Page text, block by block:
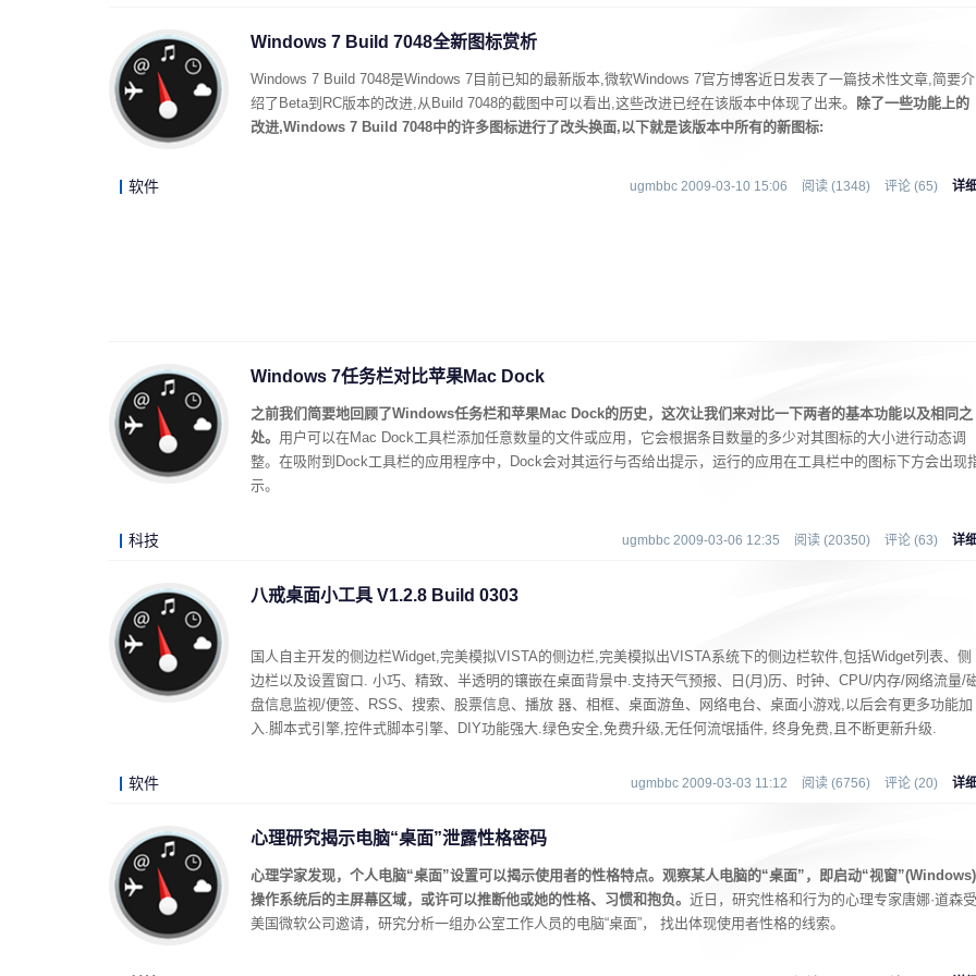
Windows 7 Build 7048全新图标赏析
Windows 7 Build 7048是Windows 7目前已知的最新版本,微软Windows 7官方博客近日发表了一篇技术性文章,简要介
绍了Beta到RC版本的改进,从Build 7048的截图中可以看出,这些改进已经在该版本中体现了出来。
除了一些功能上的
改进,Windows 7 Build 7048中的许多图标进行了改头换面,以下就是该版本中所有的新图标:
软件 ugmbbc 2009-03-10 15:06 阅读 (1348) 评论 (65) 详
Windows 7任务栏对比苹果Mac Dock
之前我们简要地回顾了Windows任务栏和苹果Mac Dock的历史，这次让我们来对比一下两者的基本功能以及相同之
处。 用户可以在Mac Dock工具栏添加任意数量的文件或应用，它会根据条目数量的多少对其图标的大小进行动态调
整。在吸附到Dock工具栏的应用程序中，Dock会对其运行与否给出提示，运行的应用在工具栏中的图标下方会出现
示。
科技 ugmbbc 2009-03-06 12:35 阅读 (20350) 评论 (63) 详
八戒桌面小工具 V1.2.8 Build 0303
国人自主开发的侧边栏Widget,完美模拟VISTA的侧边栏,完美模拟出VISTA系统下的侧边栏软件,包括Widget列表、侧
边栏以及设置窗口. 小巧、精致、半透明的镶嵌在桌面背景中.支持天气预报、日(月)历、时钟、CPU/内存/网络流量/
盘信息监视/便签、RSS、搜索、股票信息、播放 器、相框、桌面游鱼、网络电台、桌面小游戏,以后会有更多功能加
入.脚本式引擎,控件式脚本引擎、DIY功能强大.绿色安全,免费升级,无任何流氓插件, 终身免费,且不断更新升级.
软件 ugmbbc 2009-03-03 11:12 阅读 (6756) 评论 (20) 详
心理研究揭示电脑“桌面”泄露性格密码
心理学家发现，个人电脑“桌面”设置可以揭示使用者的性格特点。观察某人电脑的“桌面”，即启动“视窗”(Windows)
操作系统后的主屏幕区域，或许可以推断他或她的性格、习惯和抱负。 近日，研究性格和行为的心理专家唐娜·道森受
美国微软公司邀请，研究分析一组办公室工作人员的电脑“桌面”， 找出体现使用者性格的线索。